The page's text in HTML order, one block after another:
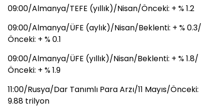
09:00/Almanya/TEFE (yıllık)/Nisan/Önceki: + % 1.2
09:00/Almanya/ÜFE (aylık)/Nisan/Beklenti: + % 0.3/
Önceki: + % 0.1
09:00/Almanya/ÜFE (yıllık)/Nisan/Beklenti: + % 1.8/
Önceki: + % 1.9
11:00/Rusya/Dar Tanımlı Para Arzı/11 Mayıs/Önceki:
9.88 trilyon